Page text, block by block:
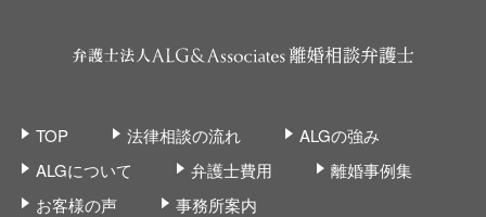
TOP 法律相談の流れ
ALGの強み
ALGについて
弁護士費用
離婚事例集
お客様の声
事務所案内